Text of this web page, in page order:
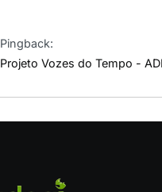
Pingback:
Projeto Vozes do Tempo -